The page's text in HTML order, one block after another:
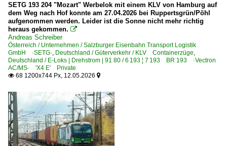
SETG 193 204 "Mozart" Werbelok mit einem KLV von Hamburg auf
dem Weg nach Hof konnte am 27.04.2026 bei Ruppertsgrün/Pöhl
aufgenommen werden. Leider ist die Sonne nicht mehr richtig
heraus gekommen. 
Andreas Schreiber
Österreich / Unternehmen / Salzburger Eisenbahn Transport Logistik
GmbH ·SETG·, Deutschland / Güterverkehr / KLV Containerzüge,
Deutschland / E-Loks | Drehstrom | 91 80 / 6 193 ¦ 7 193 BR 193 ·Vectron
AC/MS· 'X4 E' Private
 68 1200x744 Px, 12.05.2026 